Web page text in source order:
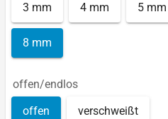
3 mm 4 mm 5 mm
8 mm
offen/endlos
offen verschweißt